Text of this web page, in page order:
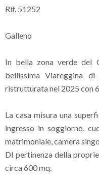
Rif. 51252
Galleno
In bella zona verde del
bellissima Viareggina
ristrutturata nel 2025 con
La casa misura una
ingresso in soggiorno,
matrimoniale, camera
DI pertinenza della
circa 600 mq.